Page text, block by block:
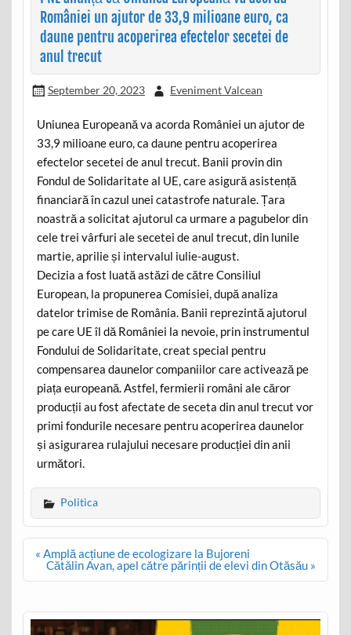
României un ajutor de 33,9 milioane euro, ca
daune pentru acoperirea efectelor secetei de
anul trecut
September 20, 2023 Eveniment Valcean
Uniunea Europeană va acorda României un ajutor de
33,9 milioane euro, ca daune pentru acoperirea
efectelor secetei de anul trecut. Banii provin din
Fondul de Solidaritate al UE, care asigură asistență
financiară în cazul unei catastrofe naturale. Țara
noastră a solicitat ajutorul ca urmare a pagubelor din
cele trei vârfuri ale secetei de anul trecut, din lunile
martie, aprilie și intervalul iulie-august.
Decizia a fost luată astăzi de către Consiliul
European, la propunerea Comisiei, după analiza
datelor trimise de România. Banii reprezintă ajutorul
pe care UE îl dă României la nevoie, prin instrumentul
Fondului de Solidaritate, creat special pentru
compensarea daunelor companiilor care activează pe
piața europeană. Astfel, fermierii români ale căror
producții au fost afectate de seceta din anul trecut vor
primi fondurile necesare pentru acoperirea daunelor
și asigurarea rulajului necesare producției din anii
următori.
Politica
Post
navigation
« Amplă acțiune de ecologizare la Bujoreni
Cătălin Avan, apel către părinții de elevi din Otăsău »